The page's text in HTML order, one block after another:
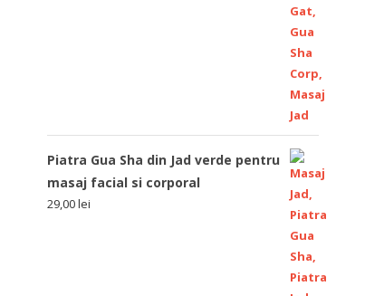
Piatra Gua Sha din Jad verde pentru
masaj facial si corporal
29,00lei